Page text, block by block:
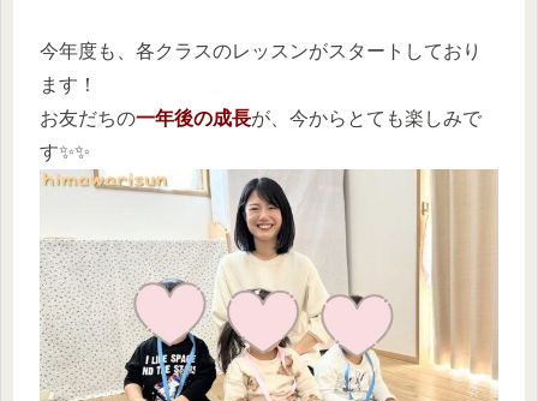
今年度も、各クラスのレッスンがスタートしており
ます！
お友だちの一年後の成長が、今からとても楽しみで
す✨✨